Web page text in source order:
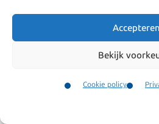
Accepteren
Bekijk
Cookie policy
verleend voor de duur van één
verlengd. Deze
2013 worden aangevraagd.